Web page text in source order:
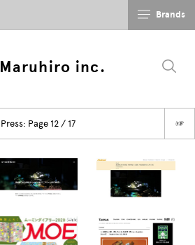
Maruhiro inc.
Brands
Press: Page 12 / 17 ☞